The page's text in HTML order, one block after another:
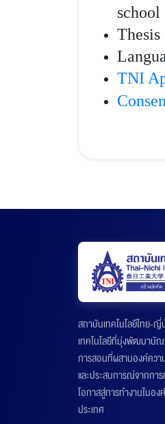
school
Thesis
TNI
สถาบันเทคโนโลยีไทย-
เทคโนโลยีที่มุ่งพัฒนาบั
การสอนที่ผสานองค์คว
และประสบการณ์จากกา
โอกาสสู่การทำงานในอง
ประเทศ